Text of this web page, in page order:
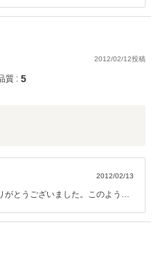
お願いします。またご家族皆様で
2012/02/12投稿
質 : 5
2012/02/13
とうございました。このような
願い致します。またお近くに来ら